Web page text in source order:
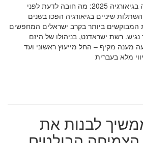
השתלות שיניים ושיקום פה בגיאורגיה 2025: מה חובה לדעת לפני
שיניים בגיאורגיה הפכו בשנים
המבוקשים ביותר בקרב ישראלים המחפשים
נגיש. רשת ישראדנט, בניהולו של היזם
מענה מקיף – החל מייעוץ ראשוני ועד
לבנות את